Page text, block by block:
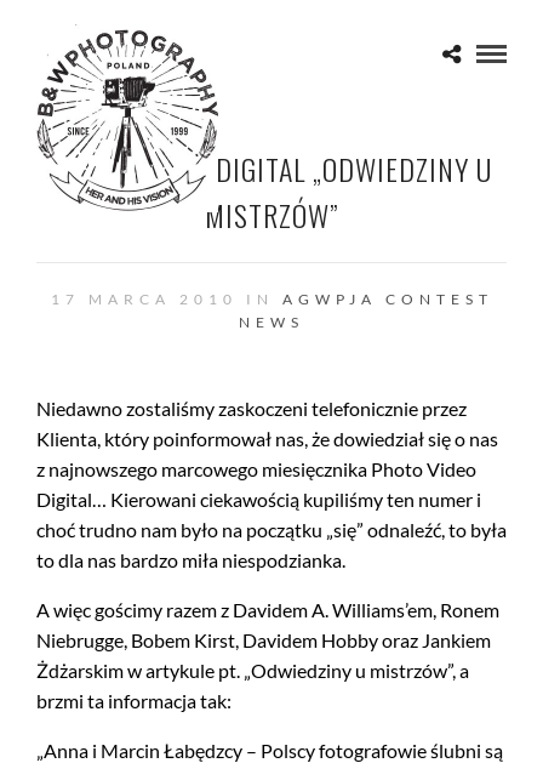
PHOTO VIDEO DIGITAL „ODWIEDZINY U
MISTRZÓW”
17 MARCA 2010 IN AGWPJA
CONTEST
NEWS
Niedawno zostaliśmy zaskoczeni telefonicznie przez
Klienta, który poinformował nas, że dowiedział się o nas
z najnowszego marcowego miesięcznika Photo Video
Digital… Kierowani ciekawością kupiliśmy ten numer i
choć trudno nam było na początku „się” odnaleźć, to była
to dla nas bardzo miła niespodzianka.
A więc gościmy razem z Davidem A. Williams’em, Ronem
Niebrugge, Bobem Kirst, Davidem Hobby oraz Jankiem
Żdżarskim w artykule pt. „Odwiedziny u mistrzów”, a
brzmi ta informacja tak:
„Anna i Marcin Łabędzcy – Polscy fotografowie ślubni są